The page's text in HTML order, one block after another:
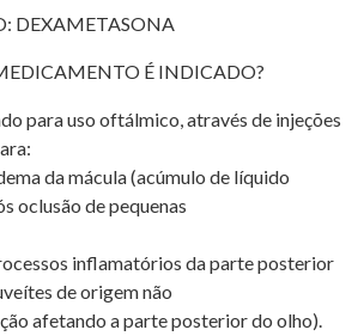
DEXAMETASONA
É INDICADO?
para uso oftálmico, através de injeções
da mácula (acúmulo de líquido
oclusão de pequenas
inflamatórios da parte posterior
de origem não
afetando a parte posterior do olho).